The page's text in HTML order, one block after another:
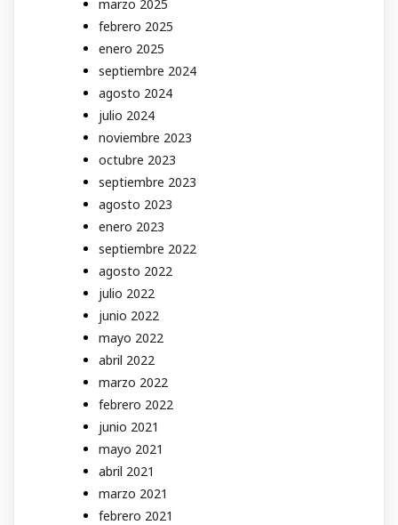
marzo 2025
febrero 2025
enero 2025
septiembre 2024
agosto 2024
julio 2024
noviembre 2023
octubre 2023
septiembre 2023
agosto 2023
enero 2023
septiembre 2022
agosto 2022
julio 2022
junio 2022
mayo 2022
abril 2022
marzo 2022
febrero 2022
junio 2021
mayo 2021
abril 2021
marzo 2021
febrero 2021